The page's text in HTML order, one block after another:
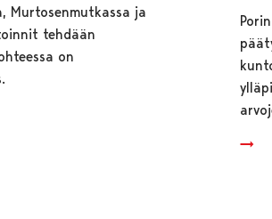
Murtosenmutkassa ja
tehdään
on